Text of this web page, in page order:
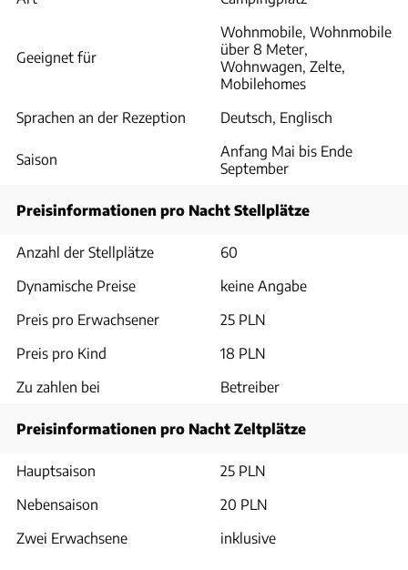
Geeignet für
Wohnmobile, Wohnmobile
über 8 Meter,
Wohnwagen, Zelte,
Mobilehomes
Sprachen an der Rezeption
Deutsch, Englisch
Saison
Anfang Mai bis Ende
September
Preisinformationen pro Nacht Stellplätze
Anzahl der Stellplätze
60
Dynamische Preise
keine Angabe
Preis pro Erwachsener
25 PLN
Preis pro Kind
18 PLN
Zu zahlen bei
Betreiber
Preisinformationen pro Nacht Zeltplätze
Hauptsaison
25 PLN
Nebensaison
20 PLN
Zwei Erwachsene
inklusive